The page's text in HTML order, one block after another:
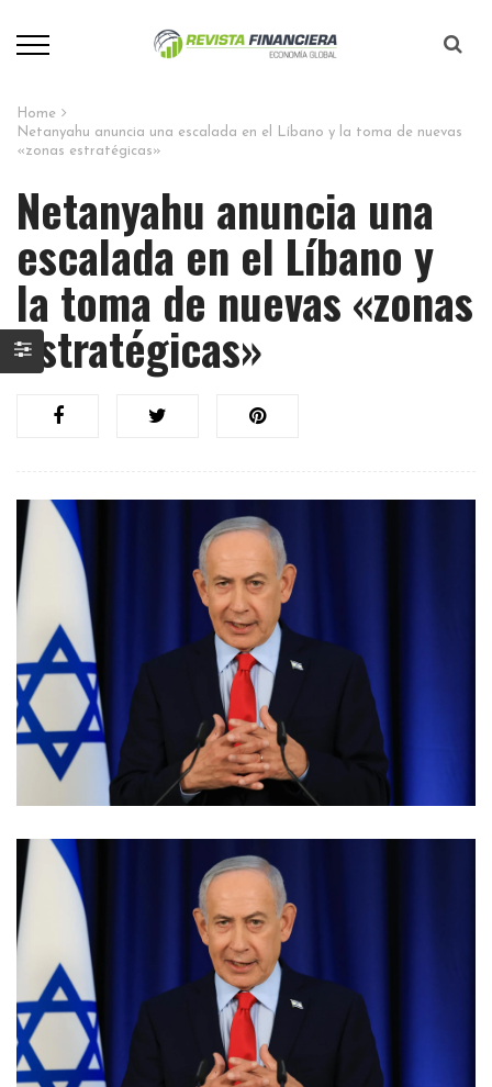
Home
Netanyahu anuncia una escalada en el Líbano y la toma de nuevas
«zonas estratégicas»
Netanyahu anuncia una
escalada en el Líbano y
la toma de nuevas «zonas
estratégicas»